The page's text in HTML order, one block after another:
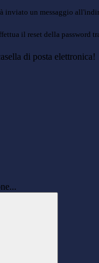
inviato un messaggio
il reset della password
di posta elettronica!